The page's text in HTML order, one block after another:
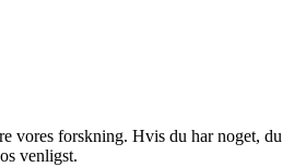
vores forskning. Hvis du har noget, du
venligst.